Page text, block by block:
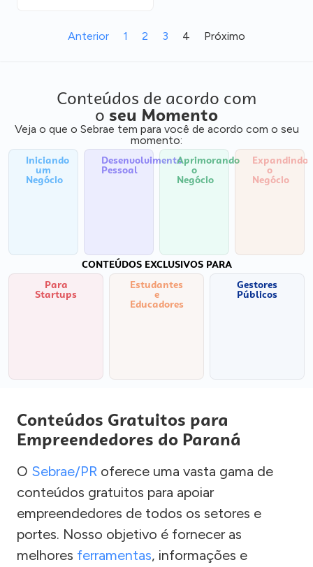
Anterior 1 2 3 4 Próximo
Conteúdos de acordo com
o seu Momento
Veja o que o Sebrae tem para você de acordo com o seu
momento:
Iniciando
um
Negócio
Desenvolvimento
Pessoal
Aprimorando
o
Negócio
Expandindo
o
Negócio
CONTEÚDOS EXCLUSIVOS PARA
Para
Startups
Estudantes
e
Educadores
Gestores
Públicos
Conteúdos Gratuitos para
Empreendedores do Paraná
O Sebrae/PR oferece uma vasta gama de
conteúdos gratuitos para apoiar
empreendedores de todos os setores e
portes. Nosso objetivo é fornecer as
melhores ferramentas, informações e